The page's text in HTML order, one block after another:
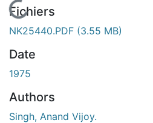
En cours de chargement...
Fichiers
NK25440.PDF (3.55 MB)
Date
1975
Authors
Singh, Anand Vijoy.